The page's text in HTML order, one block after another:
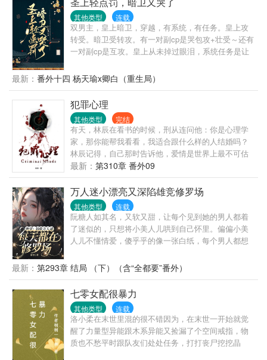
扶持，不过是一场逢场作戏的笑话！他道：“看在你跟
了朕二十年，赐你全尸，谢恩吧。”三尺白绫下，沈妙
立下毒誓：是日何时丧，予与汝皆亡！重生回十四岁
那年，悲剧未生，亲人还在，她还是那个温柔雅静的
将门嫡女。极品亲戚包藏祸心，堂姐堂妹恶毒无情，
护，大仇要报，江山帝位，也要分一杯羹。这辈子，
桀骜少年，偏立在她墙头傲然：“颠个皇权罢了，记
住，天下归你，你——归我！”----------------------------------
------------------------——幽州十三京。——归你。——漠
北定元城。——归你。——江南豫州，定西东海，临
安青湖，洛阳古城。——都归你。——全都归我，谢
景行你要什么？——嗯，你。-----------------------------------
--------------------------最初他漠然道：“沈谢两家泾渭分
明，沈家丫头突然示好，不怀好意！”后来他冷静
道：“都是一条绳上的蚂蚱，沈妙你安分点，有本候担
着，谁敢逼你嫁人？”再后来他傲娇道：“颠个乾坤不过
如此。沈娇娇，万里江山，你我二人瓜分如何？”最
后，他霸气的把手一挥：“媳妇，分来分去甚麻烦，不
气重生的皇后凉凉和不良少年谢小候爷，男女主身心
干净，强强联手，宠文一对一。请各位小天使多多支
其他类型 连载
双男主，皇上暗卫，穿越，有系统，有任务。皇上攻
转受。暗卫受转攻。有一对副cp是哭包攻+壮受～还有
一对副cp是互攻。皇上从未掉过眼泪，系统任务是让
勿带脑子，主打一个爽文，愉快恋爱，双向奔赴，甜
宠。前期有轻虐身，不虐心。全程甜宠～这是什么人
间疾苦！林默欲哭无泪，刚刚升任大区总监的他在庆
功宴上就被电晕，醒过来竟然在皇帝苏景皓的榻上！
成了皇帝的暗卫！差点就成了男宠！“我不要做男
宠。”“好，升暗卫统领。”“我要出任务。”“好，不许受
伤。”见过皇帝保护暗卫的吗！那要暗卫做什么！职业
自尊心稀碎——“北国叛乱，我要做将军。”“好，许你
千军万马，但要为朕完璧而归。”一边罚一边心疼落泪
完成，可以回现代世界升官发财娶老婆了。凌漠：他
为我掉这么多泪，我还他一生一世——
最新： 番外十四 杨天瑜x卿白（重生局）
犯罪心理
其他类型 完结
有天，林辰在看书的时候，刑从连问他：你是心理学
家，那你能帮我看看，我适合跟什么样的人结婚吗？
林辰记得，自己那时告诉他，爱情是世界上最不可估
量的东西，就算是心理学家也无法预测，因为人与人
的相爱过程中充满了无数变量。刑从连又问，什么是
变量？林辰那时想，变量就是，我以为你只是个普通
的警察，最喜欢在大排档开一瓶啤酒吃小龙虾，却不
知道，你原来是……；又或者说，变量是，我不知道
我会爱上你，也不知道，你何时会爱上我。
最新： 第310章 番外09
万人迷小漂亮又深陷雄竞修罗场
其他类型 连载
阮糖人如其名，又软又甜，让每个见到她的男人都着
了迷似的，只想将小美人儿哄到自己怀里。偏偏小美
人儿不懂情爱，傻乎乎的像一张白纸，每个男人都想
咬我呀？呜……”“笨蛋糖糖，他们不只想咬你，还想吃
你呢。”——第一世界：笨蛋娇软校花vs清冷病娇校草
＆美型富家公子哥＆纯情憨憨校霸＆禁欲系腹黑竹马
第二世界：美貌娇软大小姐vs没落贵族人鱼兄弟＆俊
美腹黑霸总＆人狠话不多杀手酷哥第三世界：万人迷
王妃（后来休掉了王爷独美）vs清冷孤傲病美人王爷
（被真香打脸）＆痴情大将军＆沉默忠犬贴身侍卫＆
金发碧眼傲娇小王子第四世界：貌美乖软天然渣小学
最新： 第293章 结局 （下）（含“全都要”番外）
七零女配很暴力
其他类型 连载
洛小柔在末世里混的很不错因为，在末世一开始就觉
醒了力量型异能跟木系异能又捡漏了个空间戒指，物
质也不愁平时跟队友们处处任务，打打丧尸挖挖晶